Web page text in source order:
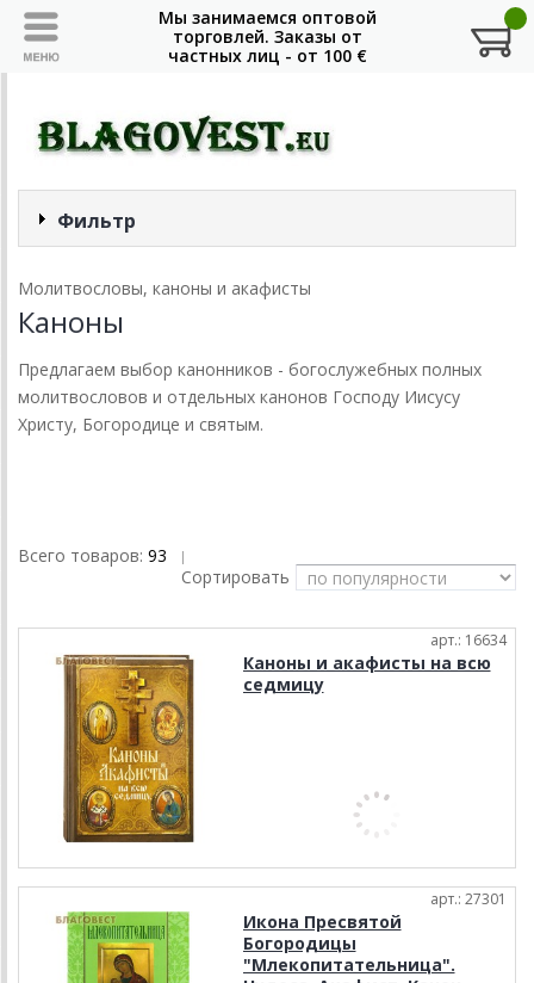
Фильтр
Молитвословы, каноны и акафисты
Каноны
Предлагаем выбор канонников - богослужебных полных
молитвословов и отдельных канонов Господу Иисусу
Христу, Богородице и святым.
Всего товаров: 93 |
Сортировать
арт.: 16634
Каноны и акафисты на всю
седмицу
арт.: 27301
Икона Пресвятой
Богородицы
"Млекопитательница".